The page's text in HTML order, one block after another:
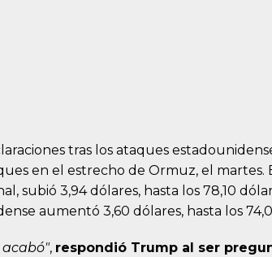
tras los ataques
en el estrecho de Ormuz, el
subió 3,94 dólares, hasta los 78,10
aumentó 3,60 dólares, hasta los
acabó", respondió Trump al ser